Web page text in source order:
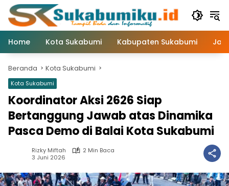
Langsung
konten
Home
Kota Sukabumi Kabupaten Sukabumi
Beranda Kota Sukabumi
Kota Sukabumi
Koordinator Aksi 2626 Siap
Bertanggung Jawab atas Dinamika
Pasca Demo di Balai Kota Sukabumi
Rizky Miftah
2 Min Baca
3 Juni 2026